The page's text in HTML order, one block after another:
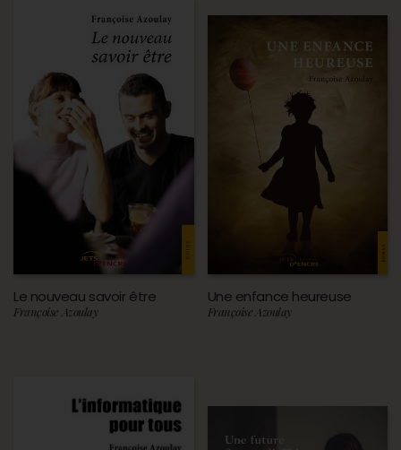
Le nouveau savoir être
Françoise Azoulay
Une enfance heureuse
Françoise Azoulay